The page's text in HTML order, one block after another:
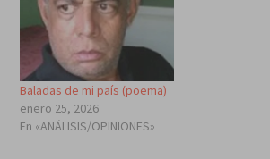
Baladas de mi país (poema)
enero 25, 2026
En «ANÁLISIS/OPINIONES»